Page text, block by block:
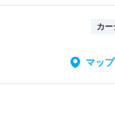
カー
マッ